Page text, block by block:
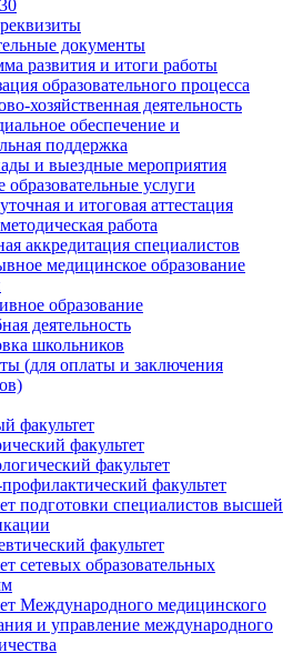
документы
развития и итоги работы
образовательного процесса
хозяйственная деятельность
обеспечение и
поддержка
и выездные мероприятия
услуги
и итоговая аттестация
работа
аккредитация специалистов
медицинское образование
образование
деятельность
школьников
(для оплаты и заключения
факультет
факультет
факультет
факультет
подготовки специалистов высшей
факультет
сетевых образовательных
Международного медицинского
и управление международного